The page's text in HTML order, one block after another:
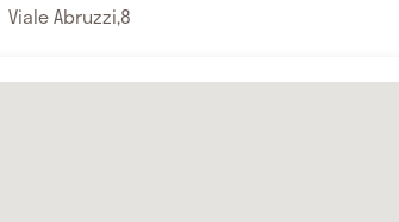
Viale Abruzzi,8